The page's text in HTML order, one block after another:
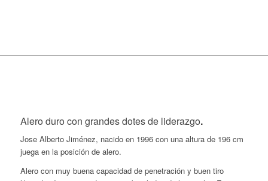
Alero duro con grandes dotes de liderazgo.
Jose Alberto Jiménez, nacido en 1996 con una altura de 196 cm
juega en la posición de alero.
Alero con muy buena capacidad de penetración y buen tiro